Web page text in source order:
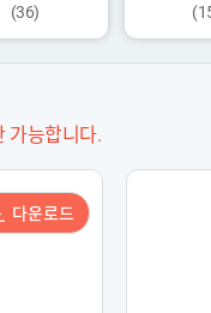
(36)
가능합니다.
다운로드